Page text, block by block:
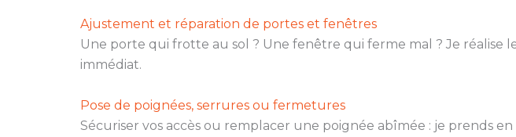
Ajustement et réparation de portes et fenêtres
Une porte qui frotte au sol ? Une fenêtre qui ferme mal ? Je réalise
immédiat.
Pose de poignées, serrures ou fermetures
Sécuriser vos accès ou remplacer une poignée abîmée : je prends